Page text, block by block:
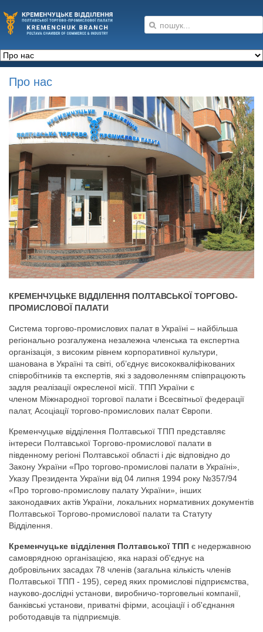
Про нас
КРЕМЕНЧУЦЬКЕ ВІДДІЛЕННЯ ПОЛТАВСЬКОЇ ТОРГОВО-
ПРОМИСЛОВОЇ ПАЛАТИ
Система торгово-промислових палат в Україні – найбільша
регіонально розгалужена незалежна членська та експертна
організація, з високим рівнем корпоративної культури,
шанована в Україні та світі, об’єднує висококваліфікованих
співробітників та експертів, які з задоволенням співпрацюють
задля реалізації окресленої місії. ТПП України є
членом Міжнародної торгової палати і Всесвітньої федерації
палат, Асоціації торгово-промислових палат Європи.
Кременчуцьке відділення Полтавської ТПП представляє
інтереси Полтавської Торгово-промислової палати в
південному регіоні Полтавської області і діє відповідно до
Закону України «Про торгово-промислові палати в Україні»,
Указу Президента України від 04 липня 1994 року №357/94
«Про торгово-промислову палату України», інших
законодавчих актів України, локальних нормативних документів
Полтавської Торгово-промислової палати та Статуту
Відділення.
Кременчуцьке відділення Полтавської ТПП є недержавною
самоврядною організацією, яка наразі об'єднує на
добровільних засадах 78 членів (загальна кількість членів
Полтавської ТПП - 195), серед яких промислові підприємства,
науково-дослідні установи, виробничо-торговельні компанії,
банківські установи, приватні фірми, асоціації і об'єднання
роботодавців та підприємців.